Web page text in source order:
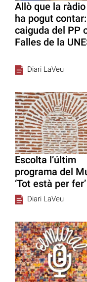
Allò que la
ha pogut
caiguda del PP
Falles de la
Diari LaVeu
Escolta l’últim
programa del
‘Tot està per fer’
Diari LaVeu